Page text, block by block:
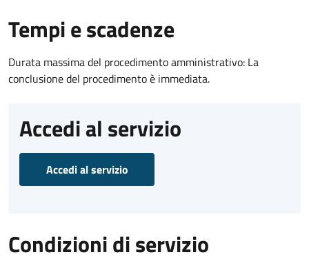
Tempi e scadenze
Durata massima del procedimento amministrativo: La
conclusione del procedimento è immediata.
Accedi al servizio
Accedi al servizio
Condizioni di servizio